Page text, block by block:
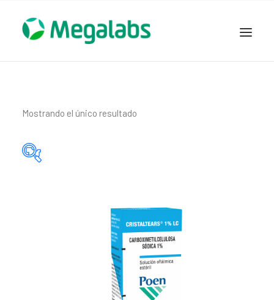
MEGASALUD
SEGURIDAD Y RESPALDO
TRABAJAR EN MEGALABS
Mostrando el único resultado
Principio activo del producto